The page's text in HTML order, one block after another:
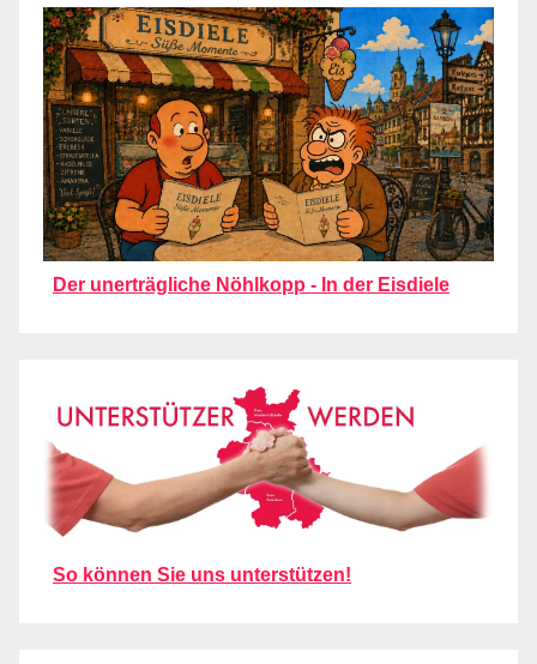
Der unerträgliche Nöhlkopp - In der Eisdiele
So können Sie uns unterstützen!